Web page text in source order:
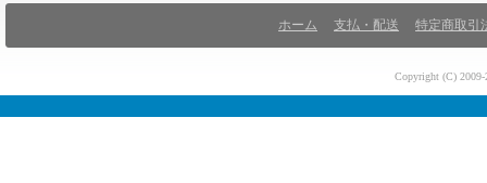
ホーム 支払・配送 特定商取引
Copyright (C)